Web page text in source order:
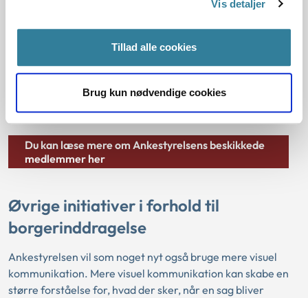
Vis detaljer
Tillad alle cookies
Brug kun nødvendige cookies
ankemøde eller ved skriftlig votering, hvor der deltager to
beskikkede medlemmer. Siden 1. januar 2020 har det
desuden været muligt at afgøre arbejdsskadesager
administrativt, hvilket vil sige uden deltagelse af beskikkede
medlemmer. Dette sker i knap 1/5 af sagerne, og alene i
sager, hvor der ikke er tvivl om resultatet af afgørelsen.
Du kan læse mere om Ankestyrelsens beskikkede
medlemmer her
Øvrige initiativer i forhold til
borgerinddragelse
Ankestyrelsen vil som noget nyt også bruge mere visuel
kommunikation. Mere visuel kommunikation kan skabe en
større forståelse for, hvad der sker, når en sag bliver